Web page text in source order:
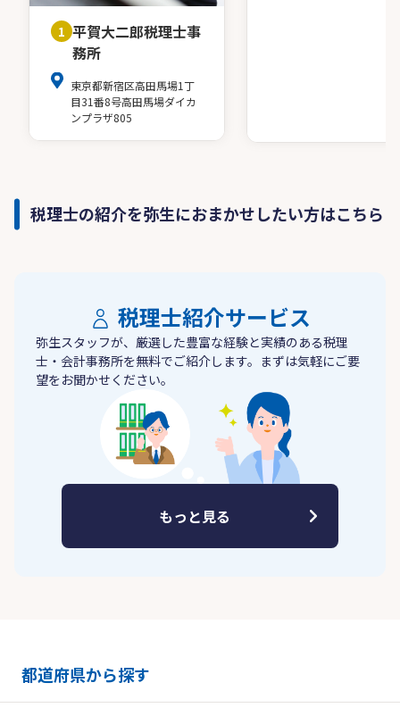
1 平賀大二郎税理士事
務所
東京都新宿区高田馬場1丁
目31番8号高田馬場ダイカ
ンプラザ805
税理士の紹介を弥生におまかせしたい方はこちら
税理士紹介サービス
弥生スタッフが、厳選した豊富な経験と実績のある税理
士・会計事務所を無料でご紹介します。まずは気軽にご要
望をお聞かせください。
もっと見る
都道府県から探す